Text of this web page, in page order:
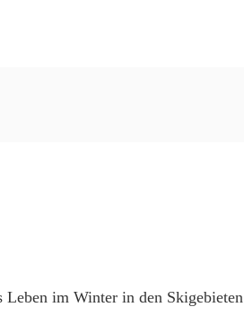
Leben im Winter in den Skigebieten